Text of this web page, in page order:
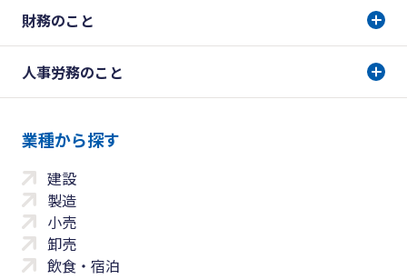
財務のこと
人事労務のこと
業種から探す
建設
製造
小売
卸売
飲食・宿泊